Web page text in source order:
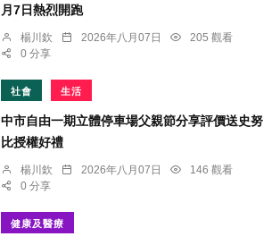
月7日熱烈開跑
楊川欽 2026年八月07日
205 觀看
0 分享
社會 生活
中市自由一期立體停車場父親節分享評價送史努
比授權好禮
楊川欽 2026年八月07日
146 觀看
0 分享
健康及醫療